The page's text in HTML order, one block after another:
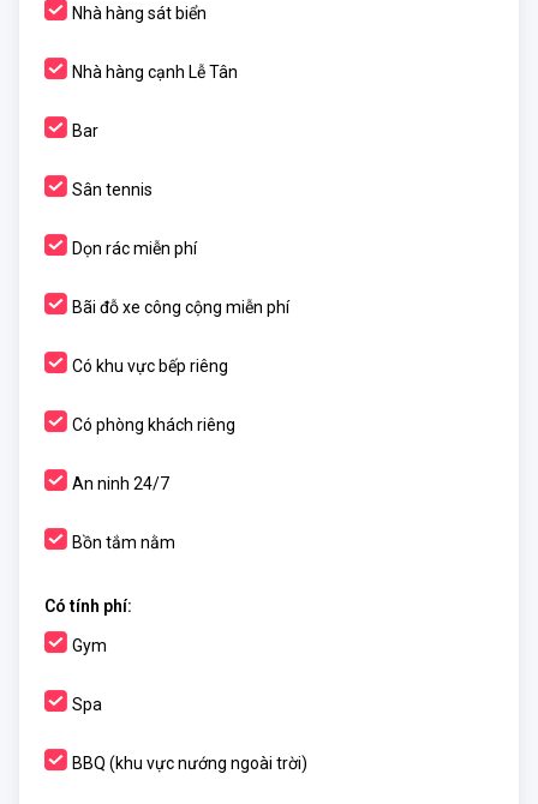
Nhà hàng sát biển
Nhà hàng cạnh Lễ Tân
Bar
Sân tennis
Dọn rác miễn phí
Bãi đỗ xe công cộng miễn phí
Có khu vực bếp riêng
Có phòng khách riêng
An ninh 24/7
Bồn tắm nằm
Có tính phí:
Gym
Spa
BBQ (khu vực nướng ngoài trời)